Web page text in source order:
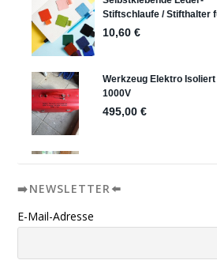
➡️NEWSLETTER⬅️
E-Mail-Adresse